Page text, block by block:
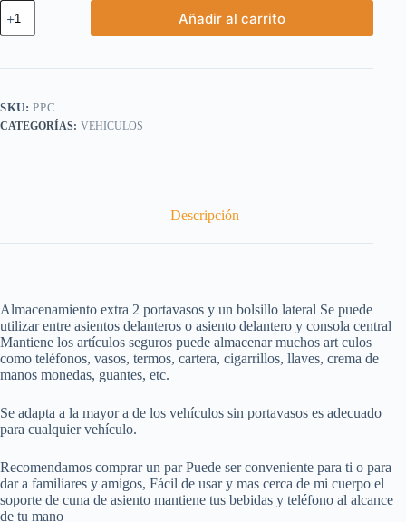
Portavasos
para
carro
Añadir al carrito
SKU:PPC
VEHICULOS
Descripción
Almacenamiento extra 2 portavasos y un bolsillo lateral Se puede
utilizar entre asientos delanteros o asiento delantero y consola central
Mantiene los artículos seguros puede almacenar muchos art culos
como teléfonos, vasos, termos, cartera, cigarrillos, llaves, crema de
manos monedas, guantes, etc.
Se adapta a la mayor a de los vehículos sin portavasos es adecuado
para cualquier vehículo.
Recomendamos comprar un par Puede ser conveniente para ti o para
dar a familiares y amigos, Fácil de usar y mas cerca de mi cuerpo el
soporte de cuna de asiento mantiene tus bebidas y teléfono al alcance
de tu mano